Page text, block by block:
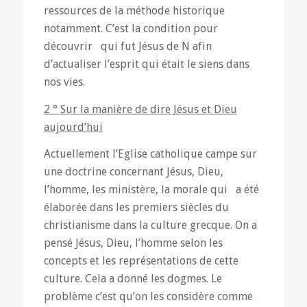
ressources de la méthode historique
notamment. C’est la condition pour
découvrir qui fut Jésus de N afin
d’actualiser l’esprit qui était le siens dans
nos vies.
2 ° Sur la manière de dire Jésus et Dieu
aujourd’hui
Actuellement l’Eglise catholique campe sur
une doctrine concernant Jésus, Dieu,
l’homme, les ministère, la morale qui a été
élaborée dans les premiers siècles du
christianisme dans la culture grecque. On a
pensé Jésus, Dieu, l’homme selon les
concepts et les représentations de cette
culture. Cela a donné les dogmes. Le
problème c’est qu’on les considère comme